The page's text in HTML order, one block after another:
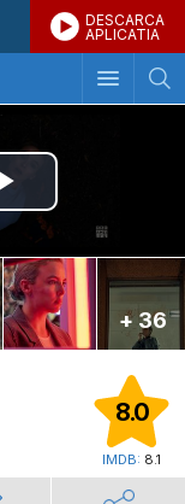
DESCARCA
APLICATIA
+ 36
8.0
IMDB: 8.1